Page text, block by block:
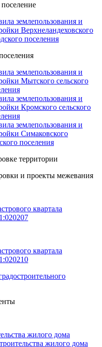
землепользования и
Верхнеландеховского
поселения
землепользования и
Мытского сельского
землепользования и
Кромского сельского
землепользования и
Симаковского
поселения
территории
и проекты межевания
квартала
квартала
жилого дома
жилого дома